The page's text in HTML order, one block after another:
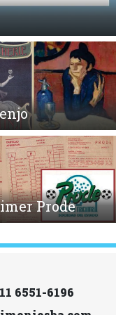
Prode
6551-6196